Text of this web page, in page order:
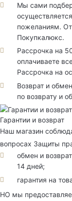
Мы сами
пожеланиям.
Покупкалюкс.
Рассрочка на
оплачиваете
Рассрочка на
Возврат и
по возврату и
Гарантии и возврат
Наш магазин
вопросах Защиты
обмен и
14 дней;
гарантия на
НО мы